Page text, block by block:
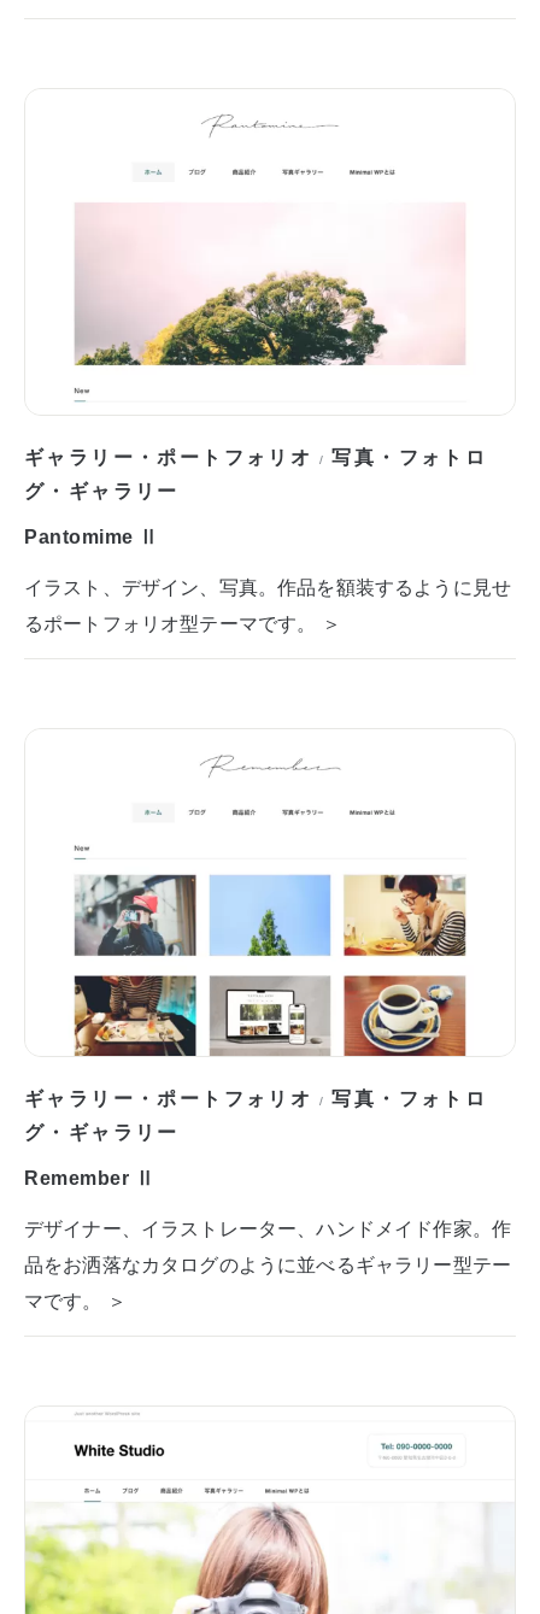
ギャラリー・ポートフォリオ /写真・フォトロ
グ・ギャラリー
Pantomime Ⅱ
イラスト、デザイン、写真。作品を額装するように見せ
るポートフォリオ型テーマです。 ＞
ギャラリー・ポートフォリオ /写真・フォトロ
グ・ギャラリー
Remember Ⅱ
デザイナー、イラストレーター、ハンドメイド作家。作
品をお洒落なカタログのように並べるギャラリー型テー
マです。 ＞